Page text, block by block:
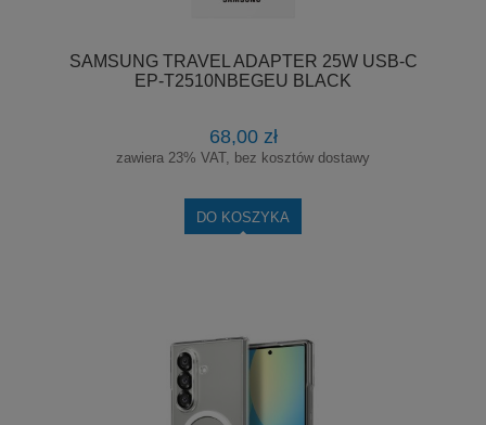
SAMSUNG TRAVEL ADAPTER 25W USB-C
EP-T2510NBEGEU BLACK
68,00 zł
zawiera 23% VAT, bez kosztów dostawy
DO KOSZYKA